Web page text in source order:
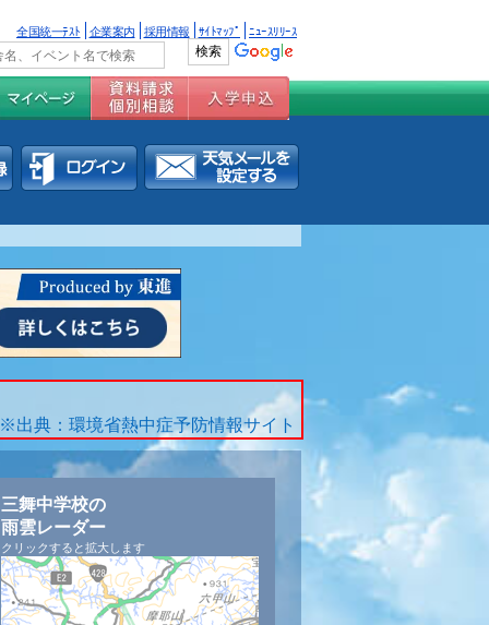
全国統一ﾃｽﾄ 企業案内 採用情報 ｻｲﾄﾏｯﾌﾟ ﾆｭｰｽﾘﾘｰｽ
※出典：環境省熱中症予防情報サイト
三舞中学校の
雨雲レーダー
クリックすると拡大します